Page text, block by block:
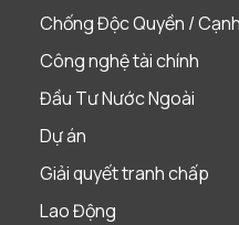
Chống Độc Quyền /
Công nghệ tài chính
Đầu Tư Nước Ngoài
Dự án
Giải quyết tranh chấp
Lao Động